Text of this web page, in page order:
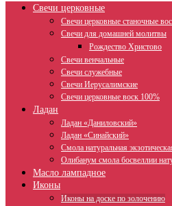
Свечи церковные
Свечи церковные станочные
Свечи для домашней молитвы
Рождество Христово
Свечи венчальные
Свечи служебные
Свечи Иерусалимские
Свечи церковные воск 100%
Ладан
Ладан «Даниловский»
Ладан «Синайский»
Смола натуральная
Олибанум смола босвеллии
Масло лампадное
Иконы
Иконы на доске по золочению